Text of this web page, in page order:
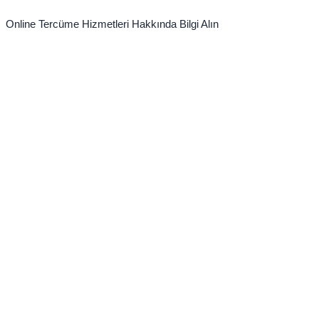
Online Tercüme Hizmetleri Hakkında Bilgi Alın